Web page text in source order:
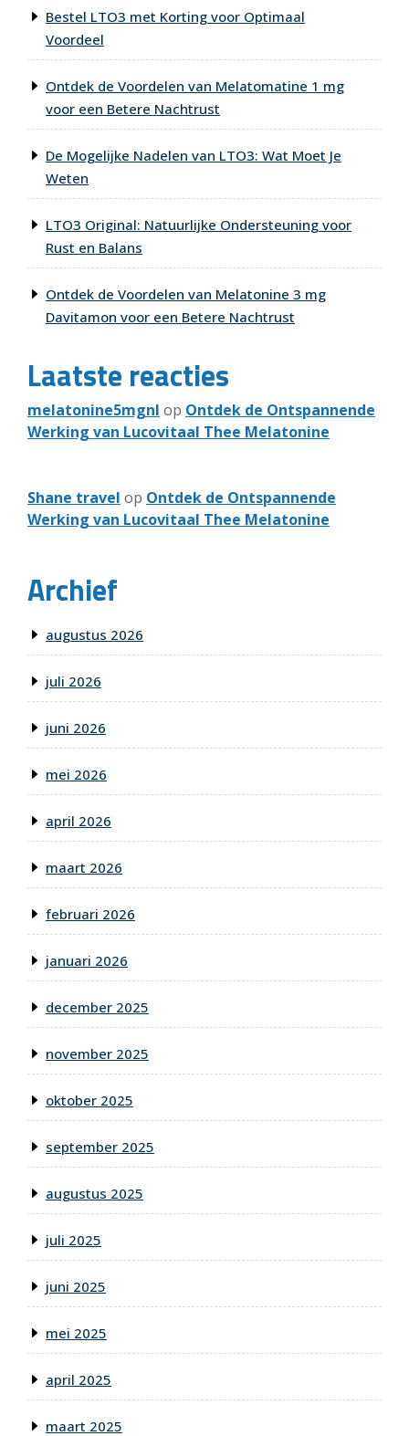
Bestel LTO3 met Korting voor Optimaal
Voordeel
Ontdek de Voordelen van Melatomatine 1 mg
voor een Betere Nachtrust
De Mogelijke Nadelen van LTO3: Wat Moet Je
Weten
LTO3 Original: Natuurlijke Ondersteuning voor
Rust en Balans
Ontdek de Voordelen van Melatonine 3 mg
Davitamon voor een Betere Nachtrust
Laatste reacties
melatonine5mgnl op Ontdek de Ontspannende
Werking van Lucovitaal Thee Melatonine
Shane travel op Ontdek de Ontspannende
Werking van Lucovitaal Thee Melatonine
Archief
augustus 2026
juli 2026
juni 2026
mei 2026
april 2026
maart 2026
februari 2026
januari 2026
december 2025
november 2025
oktober 2025
september 2025
augustus 2025
juli 2025
juni 2025
mei 2025
april 2025
maart 2025